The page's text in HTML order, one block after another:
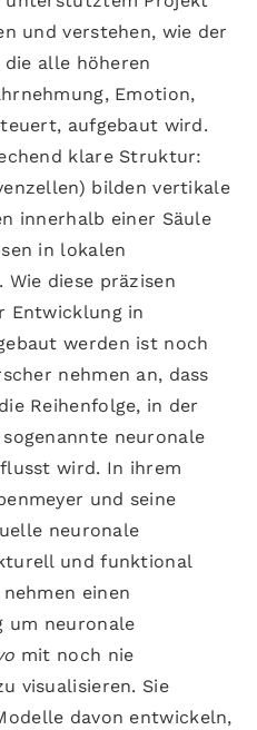
und verstehen, wie der
alle höheren
Emotion,
aufgebaut wird.
klare Struktur:
bilden vertikale
innerhalb einer Säule
in lokalen
diese präzisen
Entwicklung in
werden ist noch
nehmen an, dass
Reihenfolge, in der
neuronale
wird. In ihrem
und seine
neuronale
und funktional
einen
um neuronale
mit noch nie
visualisieren. Sie
davon entwickeln,